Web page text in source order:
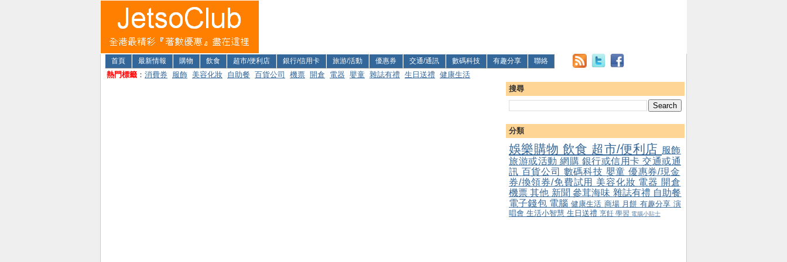
首頁 最新情報 購物 飲食 超市/便利店 銀行/信用卡 旅游/活動 優惠券 交通/通訊 數碼科技 有趣分享 聯絡
熱門標籤 ： 消費券 服飾 美容化妝 自助餐 百貨公司 機票 開倉 電器 嬰童 雜誌有禮 生日送禮 健康生活
搜尋
分類
娛樂購物 飲食 超市/便利店 服飾
旅游或活動 網購 銀行或信用卡 交通或通
訊 百貨公司 數碼科技 嬰童 優惠券/現金
券/換領券/免費試用 美容化妝 電器 開倉
機票其他 新聞參茸海味 雜誌有禮 自助餐
電子錢包 電腦 健康生活 商場 月餅 有趣分享 演
唱會 生活小智慧 生日送禮 烹飪 學習 電腦小貼士